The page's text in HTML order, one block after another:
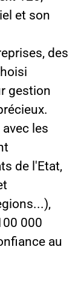
et son
des
gestion
les
de l'Etat,
000
au